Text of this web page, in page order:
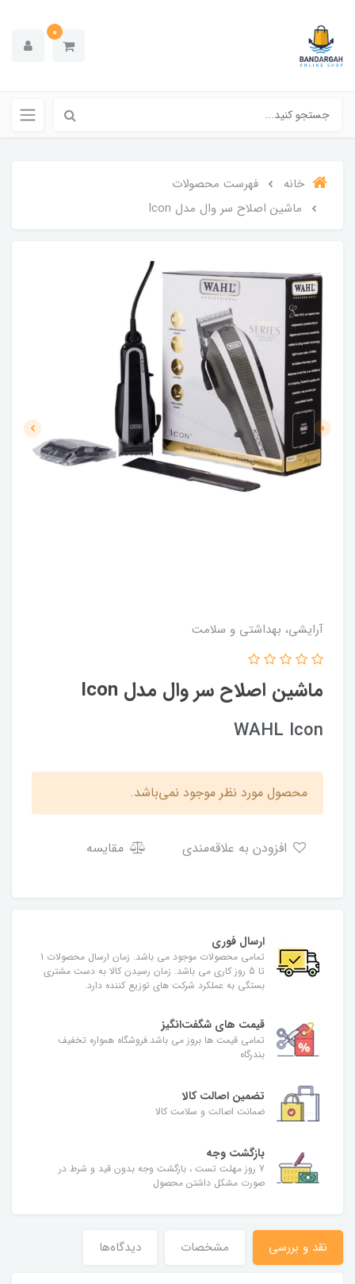
0
خانه
فهرست محصولات
ماشین اصلاح سر وال مدل Icon
آرایشی، بهداشتی و سلامت
ماشین اصلاح سر وال مدل Icon
WAHL Icon
محصول مورد نظر موجود نمی‌باشد.
مقایسه
ارسال فوری
تمامی محصولات موجود می باشد. زمان ارسال محصولات 1
تا 5 روز کاری می باشد. زمان رسیدن کالا به دست مشتری
بستگی به عملکرد شرکت های توزیع کننده دارد.
قیمت های شگفت‌انگیز
تمامی قیمت ها بروز می باشد.فروشگاه همواره تخفیف
بندرگاه
تضمین اصالت کالا
ضمانت اصالت و سلامت کالا
بازگشت وجه
7 روز مهلت تست ، بازگشت وجه بدون قید و شرط در
صورت مشکل داشتن محصول
نقد و بررسی مشخصات دیدگاه‌ها